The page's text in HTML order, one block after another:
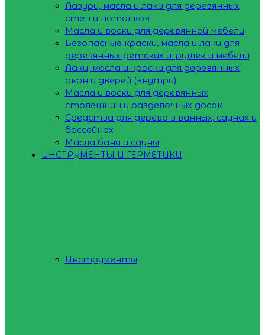
Лазури, масла и лаки для деревянных
стен и потолков
Масла и воски для деревянной мебели
Безопасные краски, масла и лаки для
деревянных детских игрушек и мебели
Лаки, масла и краски для деревянных
окон и дверей (внутри)
Масла и воски для деревянных
столешниц и разделочных досок
Средства для дерева в ванных, саунах и
бассейнах
Масла бани и сауны
ИНСТРУМЕНТЫ И ГЕРМЕТИКИ
Инструменты